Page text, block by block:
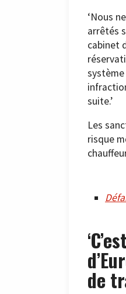
‘Nous
arrêtés
cabinet
suite.’
Les
risque
de